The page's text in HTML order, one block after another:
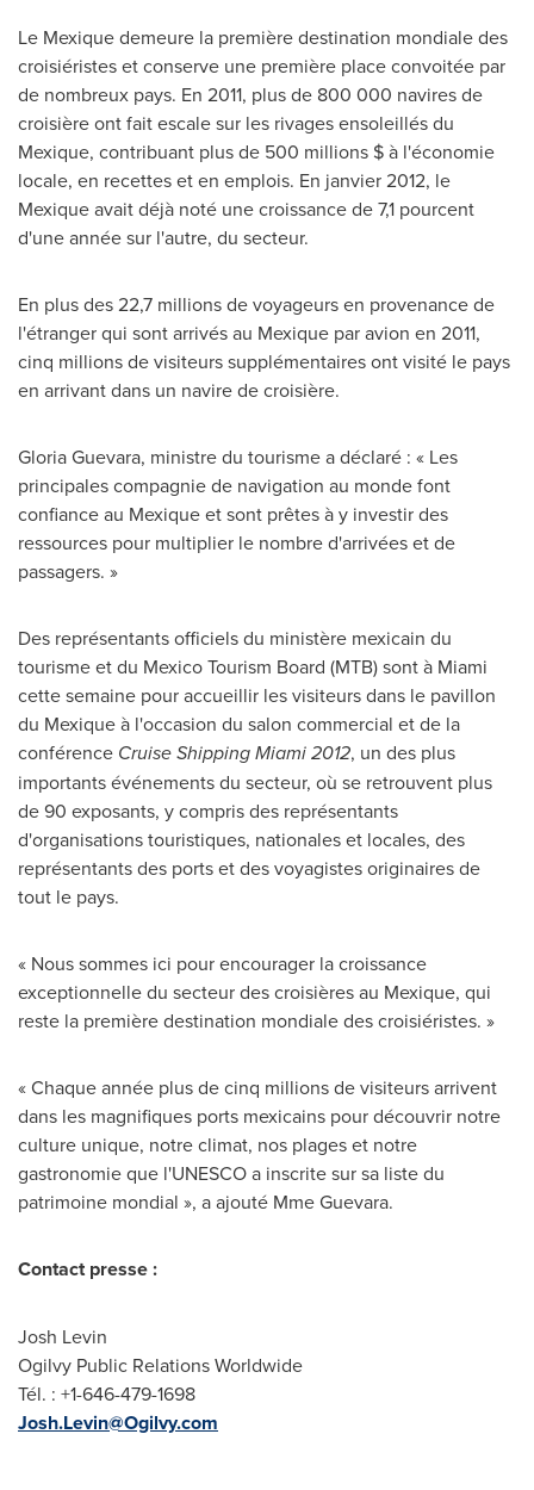
Le Mexique demeure la première destination mondiale des
croisiéristes et conserve une première place convoitée par
de nombreux pays. En 2011, plus de 800 000 navires de
croisière ont fait escale sur les rivages ensoleillés du
Mexique, contribuant plus de 500 millions $ à l'économie
locale, en recettes et en emplois. En janvier 2012, le
Mexique avait déjà noté une croissance de 7,1 pourcent
d'une année sur l'autre, du secteur.
En plus des 22,7 millions de voyageurs en provenance de
l'étranger qui sont arrivés au Mexique par avion en 2011,
cinq millions de visiteurs supplémentaires ont visité le pays
en arrivant dans un navire de croisière.
Gloria Guevara, ministre du tourisme a déclaré : « Les
principales compagnie de navigation au monde font
confiance au Mexique et sont prêtes à y investir des
ressources pour multiplier le nombre d'arrivées et de
passagers. »
Des représentants officiels du ministère mexicain du
tourisme et du Mexico Tourism Board (MTB) sont à Miami
cette semaine pour accueillir les visiteurs dans le pavillon
du Mexique à l'occasion du salon commercial et de la
conférence Cruise Shipping Miami 2012, un des plus
importants événements du secteur, où se retrouvent plus
de 90 exposants, y compris des représentants
d'organisations touristiques, nationales et locales, des
représentants des ports et des voyagistes originaires de
tout le pays.
« Nous sommes ici pour encourager la croissance
exceptionnelle du secteur des croisières au Mexique, qui
reste la première destination mondiale des croisiéristes. »
« Chaque année plus de cinq millions de visiteurs arrivent
dans les magnifiques ports mexicains pour découvrir notre
culture unique, notre climat, nos plages et notre
gastronomie que l'UNESCO a inscrite sur sa liste du
patrimoine mondial », a ajouté Mme Guevara.
Contact presse:
Josh Levin
Ogilvy Public Relations Worldwide
Tél. : +1-646-479-1698
Josh.Levin@Ogilvy.com